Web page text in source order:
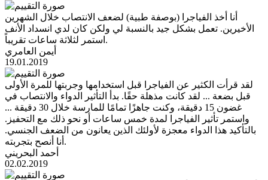
أنا أخذ الفياجرا (بوصفة طبية) لضعف الانتصاب خلال الشهرين
الأخيرين. تعمل بشكل جيد بالنسبة لي ولكن كان لدي انسداد الأنف
استمر لثلاثة ساعات تقريباً.
أيمن العامري
19.01.2019
لقد قرأت الكثير عن الفياجرا قبل استخدامها وجربتها للمرة الأولى
قبل بضعة ... لقد كانت مذهلة حقًا. بدأ التأثير الدواء والانتصاب في
غضون 15 دقيقة، وكنت جاهزًا تمامًا للمارسة خلال 30 دقيقة ...
واستمر تأثير الفياجرا لمدة خمس ساعات أو نحو ذلك مع التحفيز.
بالتأكيد هذا الدواء معجزة لأولئك الذين يعانون من الضعف الجنسي.
أنا أنصح بتجربته.
أحمد البحريني
02.02.2019